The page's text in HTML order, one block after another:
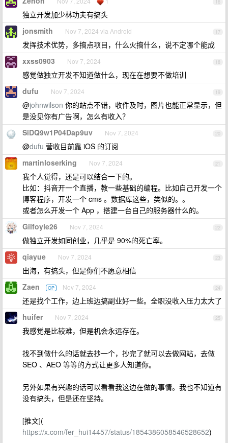
16
独立开发加少林功夫有搞头
17
jonsmith Nov 7, 2024 via Android
发挥技术优势，多搞点项目，什么火搞什么，说不定哪个能成
18
xxss0903 Nov 7, 2024
感觉做独立开发不知道做什么，现在在想要不做培训
19
dufu Nov 7, 2024
@johnwilson 你的站点不错，收件及时，图片也能正常显示，但
是没见你有广告啊，怎么有收入？
20
SiDQ9w1P04Dap9uv Nov 7, 2024
@dufu 营收目前靠 iOS 的订阅
21
martinloserking Nov 7, 2024
我个人觉得，还是可以结合一下的。
比如：抖音开一个直播，教一些基础的编程。比如自己开发一个
博客程序，开发一个 cms 。数据库这些，类似的。。
或者怎么开发一个 App ，搭建一台自己的服务器什么的。
22
Gilfoyle26 Nov 7, 2024
做独立开发如同创业，几乎是 90%的死亡率。
23
qiayue Nov 7, 2024
出海，有搞头，但是你们不愿意相信
24
Zaen OP Nov 7, 2024
还是找个工作，边上班边搞副业好一些。全职没收入压力太大了
25
huifer Nov 7, 2024
我感觉是比较难，但是机会永远存在。
找不到做什么的话就去抄一个，抄完了就可以去做网站，去做
SEO 、AEO 等等的方式让更多人知道你。
另外如果有兴趣的话可以看看我这边在做的事情。我也不知道有
没有搞头，但是还在坚持。
[推文](
https://x.com/fer_hui14457/status/1854386058546528652)